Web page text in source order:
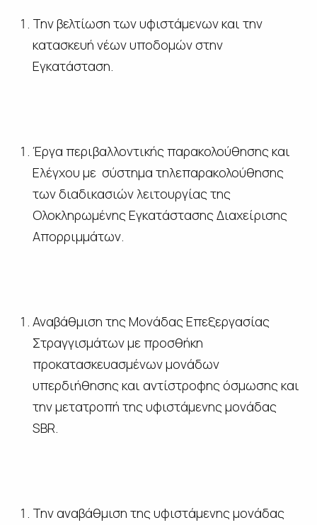
Την βελτίωση των υφιστάμενων και την
κατασκευή νέων υποδομών στην
Εγκατάσταση.
Έργα περιβαλλοντικής παρακολούθησης και
Ελέγχου με σύστημα τηλεπαρακολούθησης
των διαδικασιών λειτουργίας της
Ολοκληρωμένης Εγκατάστασης Διαχείρισης
Απορριμμάτων.
Αναβάθμιση της Μονάδας Επεξεργασίας
Στραγγισμάτων με προσθήκη
προκατασκευασμένων μονάδων
υπερδιήθησης και αντίστροφης όσμωσης και
την μετατροπή της υφιστάμενης μονάδας
SBR.
Την αναβάθμιση της υφιστάμενης μονάδας